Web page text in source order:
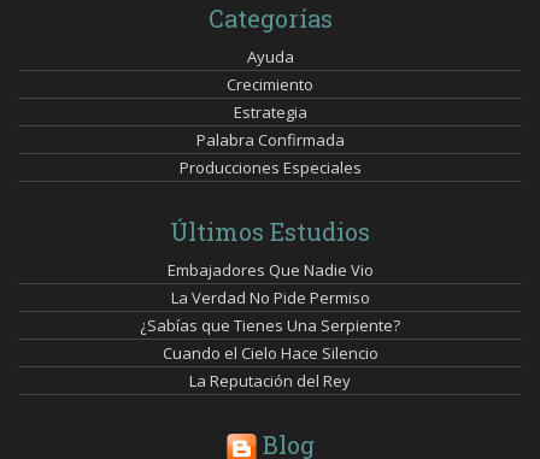
Categorías
Ayuda
Crecimiento
Estrategia
Palabra Confirmada
Producciones Especiales
Últimos Estudios
Embajadores Que Nadie Vio
La Verdad No Pide Permiso
¿Sabías que Tienes Una Serpiente?
Cuando el Cielo Hace Silencio
La Reputación del Rey
Blog